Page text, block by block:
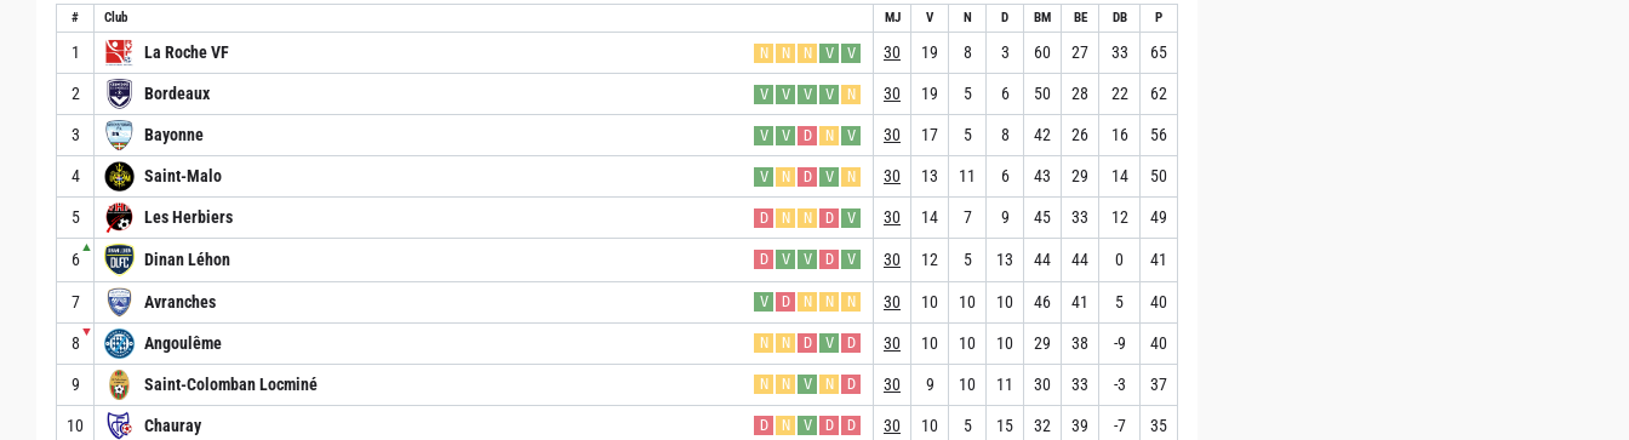
# Club MJ V N D BM BE DB P
1 La Roche VF N N N V V 30 19 8 3 60 27 33 65
2 Bordeaux V V V V N 30 19 5 6 50 28 22 62
3 Bayonne V V D N V 30 17 5 8 42 26 16 56
4 Saint-Malo V N D V N 30 13 11 6 43 29 14 50
5 Les Herbiers D N N D V 30 14 7 9 45 33 12 49
6
▲
Dinan Léhon D V V D V 30 12 5 13 44 44 0 41
7 Avranches V D N N N 30 10 10 10 46 41 5 40
8
▼
Angoulême N N D V D 30 10 10 10 29 38 -9 40
9 Saint-Colomban Locminé N N V N D 30 9 10 11 30 33 -3 37
10 Chauray D N V D D 30 10 5 15 32 39 -7 35